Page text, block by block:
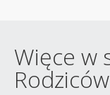
Więce w
Rodziców